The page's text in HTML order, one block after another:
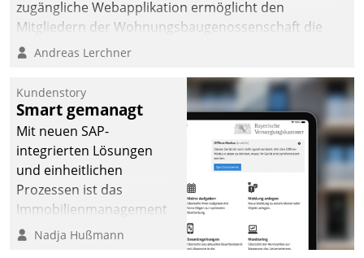
zugängliche Webapplikation ermöglicht den
Mitgliedern der Wohnungs­bau­genossenschaft die
Kontaktaufnahme per Smartphone, Tablet oder PC.
Andreas Lerchner
Kundenstory
Smart gemanagt
Mit neuen SAP-
integrierten Lösungen
und einheitlichen
Prozessen ist das
Immobilienmanagement
der Bayerischen
Nadja Hußmann